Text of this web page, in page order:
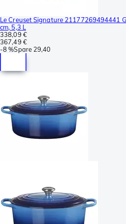
Le Creuset Signature 21177269494441
cm, 5,3 L
338,09 €
367,49 €
-8 %Spare 29,40